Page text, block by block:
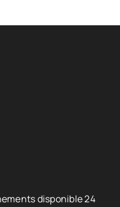
disponible 24